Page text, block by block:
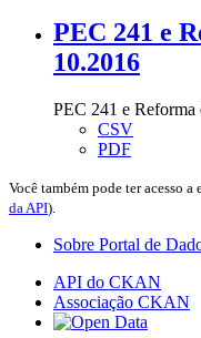
PEC 241 e
10.2016
PEC 241 e
CSV
PDF
Você também pode ter acesso a
da API).
Sobre Portal de
API do CKAN
Associação CKAN